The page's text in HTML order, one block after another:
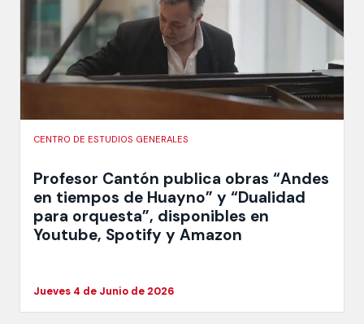
CENTRO DE ESTUDIOS GENERALES
Profesor Cantón publica obras “Andes
en tiempos de Huayno” y “Dualidad
para orquesta”, disponibles en
Youtube, Spotify y Amazon
Jueves 4 de Junio de 2026